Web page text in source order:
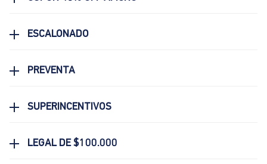
ESCALONADO
PREVENTA
SUPERINCENTIVOS
LEGAL DE $100.000